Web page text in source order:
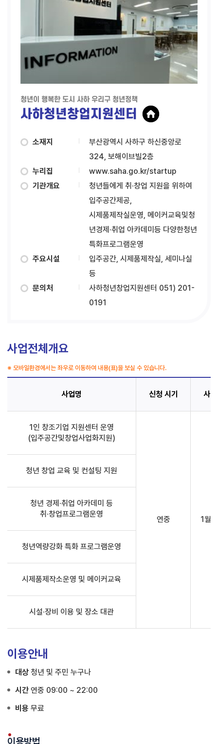
청년이 행복한 도시 사하 우리구 청년정책
사하청년창업지원센터
소재지
부산광역시 사하구 하신중앙로
324, 보해이브빌2층
누리집
www.saha.go.kr/startup
기관개요
청년들에게 취∙창업 지원을 위하여
입주공간제공,
시제품제작실운영, 메이커교육및청
년경제∙취업 아카데미등 다양한청년
특화프로그램운영
주요시설
입주공간, 시제품제작실, 세미나실
등
문의처
사하청년창업지원센터 051) 201-
0191
사업전체개요
※ 모바일환경에서는 좌우로 이동하여 내용(표)을 보실 수 있습니다.
사업명 신청 시기 사
1인 창조기업 지원센터 운영
(입주공간및창업사업화지원)
연중 1월
청년 창업 교육 및 컨설팅 지원
청년 경제∙취업 아카데미 등
취∙창업프로그램운영
청년역량강화 특화 프로그램운영
시제품제작소운영 및 메이커교육
시설∙장비 이용 및 장소 대관
이용안내
대상 청년 및 주민 누구나
시간 연중 09:00 ~ 22:00
비용 무료
이용방법